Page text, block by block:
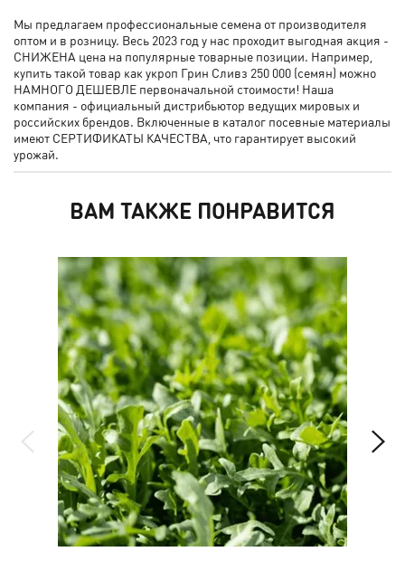
Мы предлагаем профессиональные семена от производителя
оптом и в розницу. Весь 2023 год у нас проходит выгодная акция -
СНИЖЕНА цена на популярные товарные позиции. Например,
купить такой товар как укроп Грин Сливз 250 000 (семян) можно
НАМНОГО ДЕШЕВЛЕ первоначальной стоимости! Наша
компания - официальный дистрибьютор ведущих мировых и
российских брендов. Включенные в каталог посевные материалы
имеют СЕРТИФИКАТЫ КАЧЕСТВА, что гарантирует высокий
урожай.
ВАМ ТАКЖЕ ПОНРАВИТСЯ